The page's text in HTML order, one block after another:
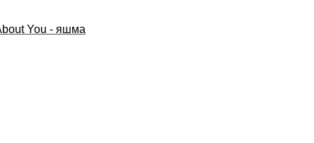
You - яшма